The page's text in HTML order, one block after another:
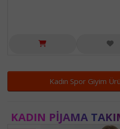
Kadın Spor Giyim
KADIN PIJAMA